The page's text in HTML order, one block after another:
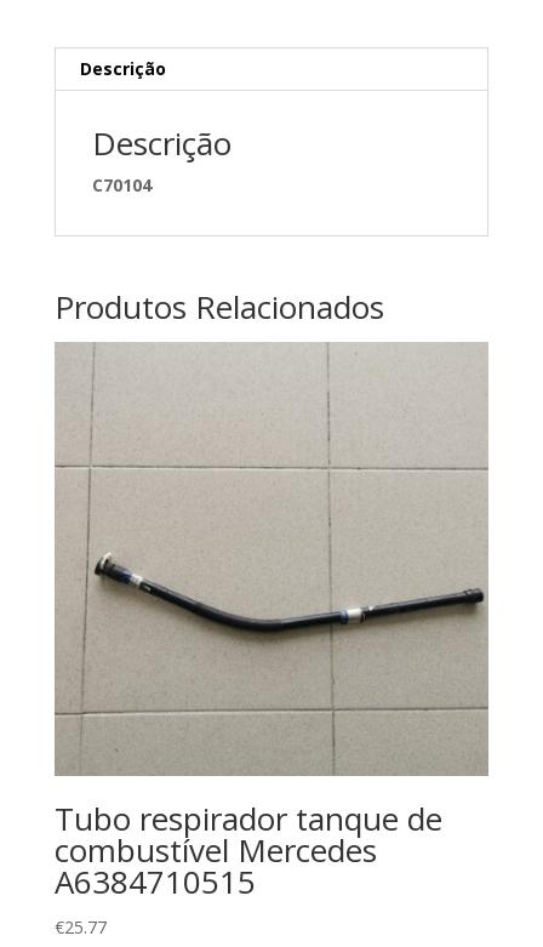
Descrição
Descrição
C70104
Produtos Relacionados
Tubo respirador tanque de
combustível Mercedes
A6384710515
€25.77